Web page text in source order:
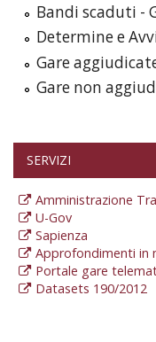
Bandi scaduti -
Determine e
Gare
Gare non
SERVIZI
Amministrazione
U-Gov
Sapienza
Approfondimenti in
Portale gare
Datasets 190/2012